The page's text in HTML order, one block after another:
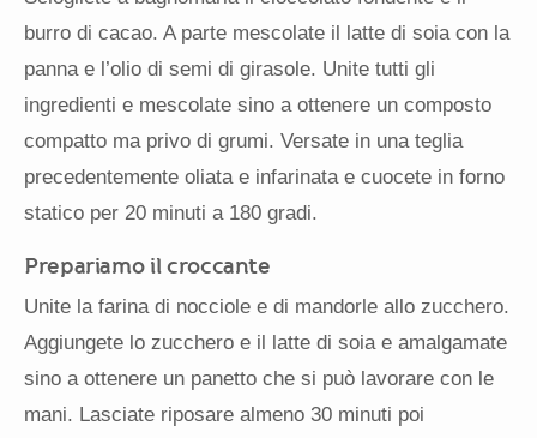
burro di cacao. A parte mescolate il latte di soia con la
panna e l’olio di semi di girasole. Unite tutti gli
ingredienti e mescolate sino a ottenere un composto
compatto ma privo di grumi. Versate in una teglia
precedentemente oliata e infarinata e cuocete in forno
statico per 20 minuti a 180 gradi.
Prepariamo il croccante
Unite la farina di nocciole e di mandorle allo zucchero.
Aggiungete lo zucchero e il latte di soia e amalgamate
sino a ottenere un panetto che si può lavorare con le
mani. Lasciate riposare almeno 30 minuti poi